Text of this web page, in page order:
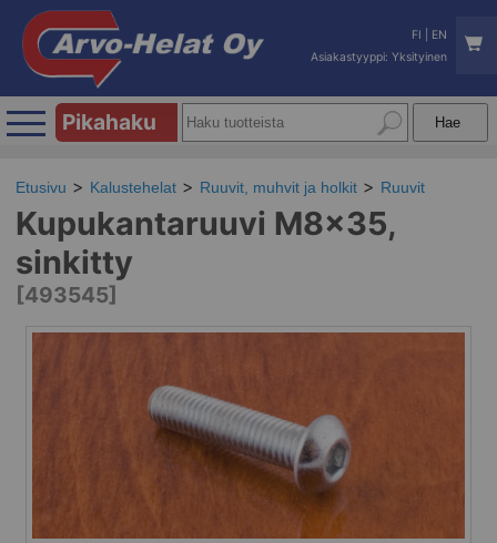
FI
EN
Asiakastyyppi: Yksityinen
Pikahaku
Etusivu Kalustehelat Ruuvit, muhvit ja holkit Ruuvit
Kupukantaruuvi M8x35,
sinkitty
[493545]